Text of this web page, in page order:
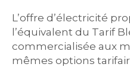
L’offre d’électricité
l’équivalent du Tarif
commercialisée aux
mêmes options